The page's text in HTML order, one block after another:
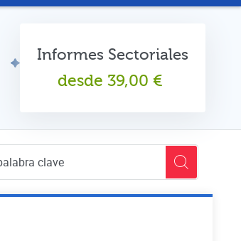
Informes Sectoriales
desde 39,00 €